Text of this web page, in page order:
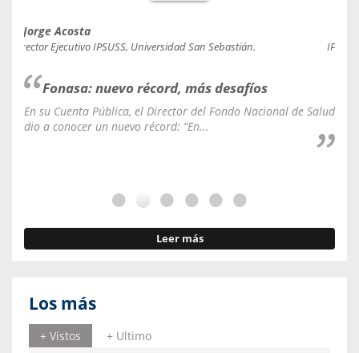
Jorge Acosta
Director Ejecutivo IPSUSS, Universidad San Sebastián.
Fonasa: nuevo récord, más desafíos
En su Cuenta Pública, el Director del Fondo Nacional de Salud
dio a conocer un nuevo récord: “En...
Leer más
Los más
+ Vistos
+ Ultimo